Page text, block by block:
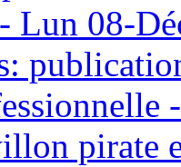
Lun 08-
pirate